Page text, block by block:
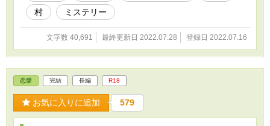
村
ミステリー
文字数 40,691 最終更新日 2022.07.28 登録日 2022.07.16
恋愛 完結 長編 R18
お気に入りに追加 579